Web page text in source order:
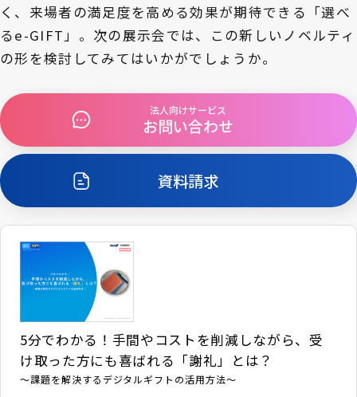
く、来場者の満足度を高める効果が期待できる「選べ
るe-GIFT」。次の展示会では、この新しいノベルティ
の形を検討してみてはいかがでしょうか。
法人向けサービス
お問い合わせ
資料請求
5分でわかる！手間やコストを削減しながら、受
け取った方にも喜ばれる「謝礼」とは？
～課題を解決するデジタルギフトの活用方法～